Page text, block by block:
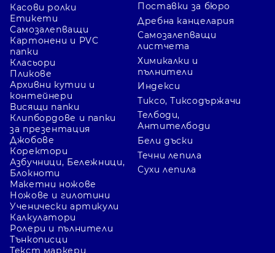
Касови ролки
Етикети
Самозалепващи
Картонени и PVC
папки
Класьори
Пликове
Архивни кутии и
контейнери
Висящи папки
Клипбордове и папки
за презентация
Джобове
Коректори
Азбучници, Бележници,
Блокноти
Поставки за бюро
Дребна канцелария
Самозалепващи
листчета
Химикалки и
пълнители
Индекси
Тиксо, Тиксодържачи
Телбоди,
Антителбоди
Бели дъски
Течни лепила
Сухи лепила
Макетни ножове
Ножове и гилотини
Ученически артикули
Калкулатори
Ролери и пълнители
Тънкописци
Текст маркери